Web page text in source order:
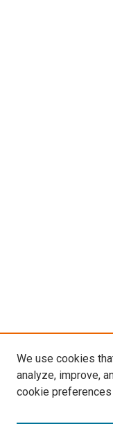
We use cookies
analyze, improve,
cookie